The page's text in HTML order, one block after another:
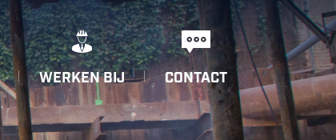
WERKEN BIJ CONTACT